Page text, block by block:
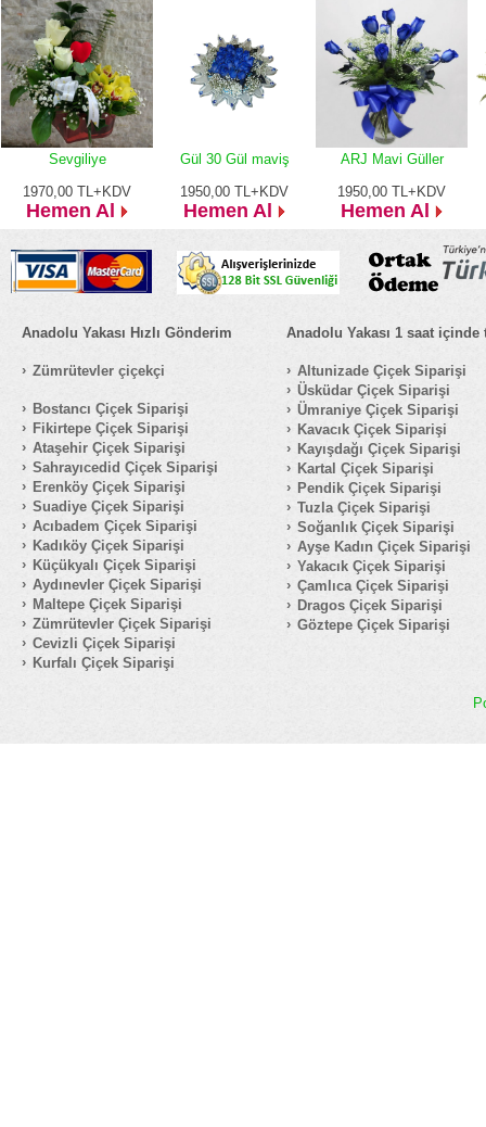
Sevgiliye
1970,00 TL+KDV
Hemen Al
Gül 30 Gül maviş
1950,00 TL+KDV
Hemen Al
ARJ Mavi Güller
1950,00 TL+KDV
Hemen Al
Anadolu Yakası Hızlı Gönderim
Zümrütevler çiçekçi
Bostancı Çiçek Siparişi
Fikirtepe Çiçek Siparişi
Ataşehir Çiçek Siparişi
Sahrayıcedid Çiçek Siparişi
Erenköy Çiçek Siparişi
Suadiye Çiçek Siparişi
Acıbadem Çiçek Siparişi
Kadıköy Çiçek Siparişi
Küçükyalı Çiçek Siparişi
Aydınevler Çiçek Siparişi
Maltepe Çiçek Siparişi
Zümrütevler Çiçek Siparişi
Cevizli Çiçek Siparişi
Kurfalı Çiçek Siparişi
Anadolu Yakası 1 saat içinde
Altunizade Çiçek Siparişi
Üsküdar Çiçek Siparişi
Ümraniye Çiçek Siparişi
Kavacık Çiçek Siparişi
Kayışdağı Çiçek Siparişi
Kartal Çiçek Siparişi
Pendik Çiçek Siparişi
Tuzla Çiçek Siparişi
Soğanlık Çiçek Siparişi
Ayşe Kadın Çiçek Siparişi
Yakacık Çiçek Siparişi
Çamlıca Çiçek Siparişi
Dragos Çiçek Siparişi
Göztepe Çiçek Siparişi